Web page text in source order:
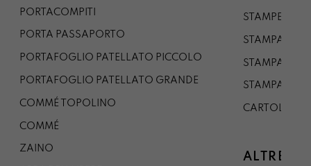
PORTACOMPITI
PORTA PASSAPORTO
PORTAFOGLIO PATELLATO PICCOLO
PORTAFOGLIO PATELLATO GRANDE
COMMÉ TOPOLINO
COMMÉ
ZAINO
STAMPE A5
STAMPA A3
STAMPA A1
STAMPA A0
CARTOLINA
ALTRE